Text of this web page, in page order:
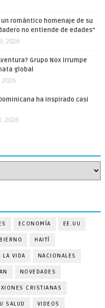
romántico homenaje de su
no entiende de edades”
2026
Grupo Nox irrumpe
global
2026
ha inspirado casi
2026
ECONOMÍA EE.UU
HAITÍ
LA VIDA NACIONALES
NOVEDADES
CRISTIANAS
SALUD VIDEOS